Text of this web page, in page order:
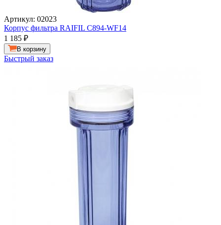
Артикул: 02023
Корпус фильтра RAIFIL C894-WF14
1 185 ₽
В корзину
Быстрый заказ